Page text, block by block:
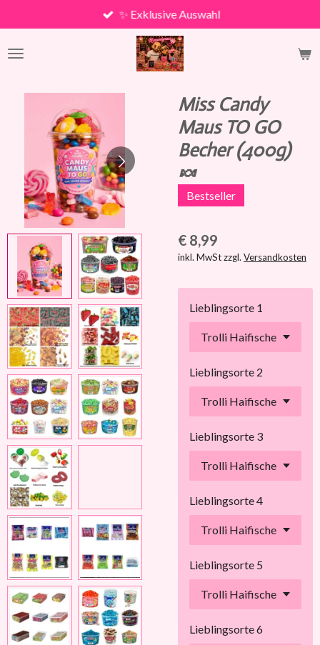
Hauptinhalt
springen
✨ Exklusive Auswahl
Miss Candy
Maus TO GO
Becher (400g)
🍬
Bestseller
€ 8,99
inkl. MwSt zzgl. Versandkosten
Lieblingsorte 1
Lieblingsorte 2
Lieblingsorte 3
Lieblingsorte 4
Lieblingsorte 5
Lieblingsorte 6